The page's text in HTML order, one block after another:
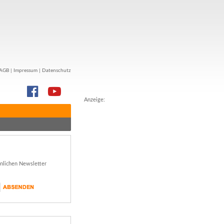
Anzeige:
Impressum Datenschutz
Newsletter